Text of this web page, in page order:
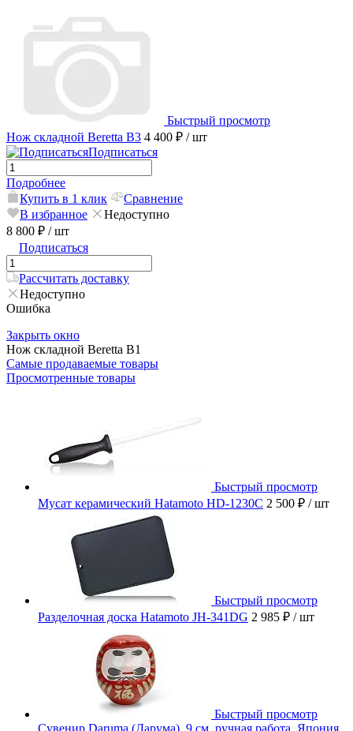
Быстрый просмотр
Нож складной Beretta B3 4 400 ₽ / шт
Подписаться
Подробнее
Купить в 1 клик
Сравнение
В избранное
Недоступно
8 800 ₽ / шт
Подписаться
Рассчитать доставку
Недоступно
Ошибка
Закрыть окно
Нож складной Beretta B1
Самые продаваемые товары
Просмотренные товары
Быстрый просмотр
Мусат керамический Hatamoto HD-1230C 2 500 ₽ / шт
Быстрый просмотр
Разделочная доска Hatamoto JH-341DG 2 985 ₽ / шт
Быстрый просмотр